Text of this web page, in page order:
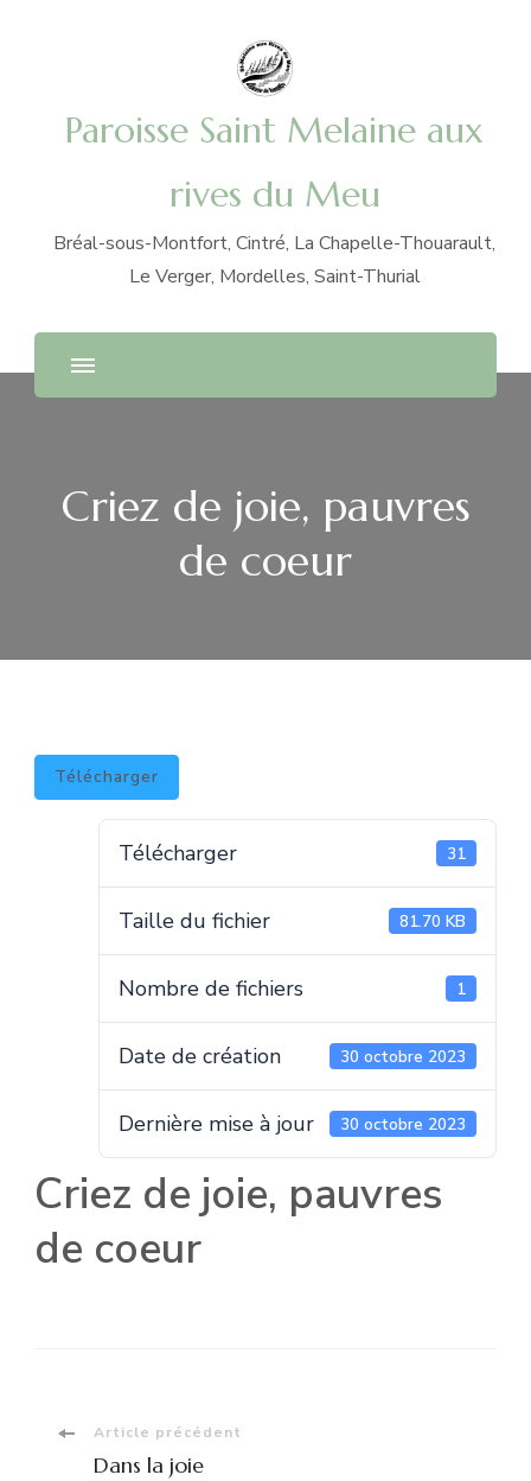
Paroisse Saint Melaine aux
rives du Meu
Bréal-sous-Montfort, Cintré, La Chapelle-Thouarault,
Le Verger, Mordelles, Saint-Thurial
Criez de joie, pauvres
de coeur
Télécharger
Télécharger 31
Taille du fichier 81.70 KB
Nombre de fichiers 1
Date de création 30 octobre 2023
Dernière mise à jour 30 octobre 2023
Criez de joie, pauvres
de coeur
Navigation
Article précédent
Dans la joie